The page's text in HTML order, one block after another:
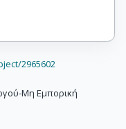
2965602
Μη Εμπορική